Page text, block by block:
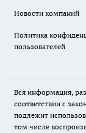
Новости компаний
Политика
пользователей
Вся информация,
соответствии с
подлежит
том числе